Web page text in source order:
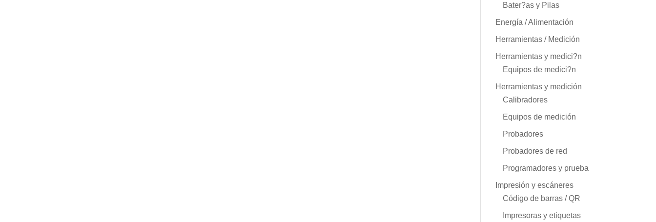
Bater?as y Pilas
Energía / Alimentación
Herramientas / Medición
Herramientas y medici?n
Equipos de medici?n
Herramientas y medición
Calibradores
Equipos de medición
Probadores
Probadores de red
Programadores y prueba
Impresión y escáneres
Código de barras / QR
Impresoras y etiquetas